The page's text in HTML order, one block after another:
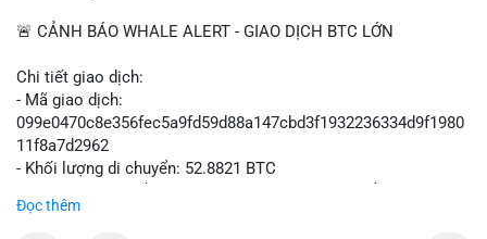
🚨 CẢNH BÁO WHALE ALERT - GIAO DỊCH BTC LỚN
Chi tiết giao dịch:
- Mã giao dịch:
099e0470c8e356fec5a9fd59d88a147cbd3f1932236334d9f1980
11f8a7d2962
- Khối lượng di chuyển: 52.8821 BTC
USD)
Đọc thêm